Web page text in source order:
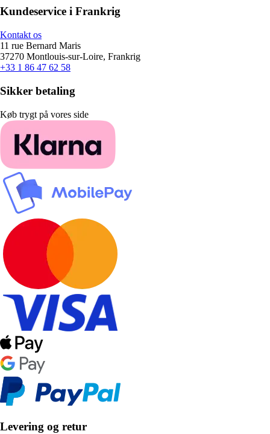
Kundeservice i Frankrig
Kontakt os
11 rue Bernard Maris
37270 Montlouis-sur-Loire, Frankrig
+33 1 86 47 62 58
Sikker betaling
Køb trygt på vores side
Levering og retur